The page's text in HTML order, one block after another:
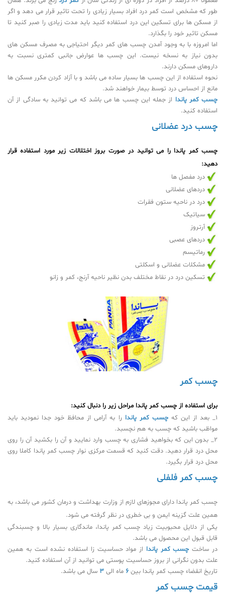
طور که مشخص است کمر درد افراد بسیار زیادی را تحت تاثیر قرار می دهد و اگر
از مسکن ها برای تسکین این درد استفاده کنید باید مدت زیادی را صبر کنید تا
مسکن تاثیر خود را بگذارد.
اما امروزه با به وجود آمدن چسب های کمر دیگر احتیاجی به مصرف مسکن های
بدون نیاز به نسخه نیست. این چسب ها عوارض جانبی کمتری نسبت به
داروهای مسکن دارند.
نحوه استفاده از این چسب ها بسیار ساده می باشد و با آزاد کردن مکرر مسکن ها
مانع از احساس درد توسط بیمار خواهند شد.
چسب کمر پاندا از جمله این چسب ها می باشد که می توانید به سادگی از آن
استفاده کنید.
چسب درد عضلانی
چسب کمر پاندا را می توانید در صورت بروز اختلالات زیر مورد استفاده قرار
دهید:
درد مفصل ها
دردهای عضلانی
درد در ناحیه ستون فقرات
سیاتیک
آرتروز
دردهای عصبی
رماتیسم
مشکلات عضلانی و اسکلتی
تسکین درد در نقاط مختلف بدن نظیر ناحیه آرنج، کمر و زانو
چسب کمر
برای استفاده از چسب کمر پاندا مراحل زیر را دنبال کنید:
1_ بعد از این که
چسب کمر پاندا را به آرامی از محافظ خود جدا نمودید باید
مواظب باشید که چسب به هم نچسبد.
2_ بدون این که بخواهید فشاری به چسب وارد نمایید و آن را بکشید آن را روی
محل درد قرار دهید. دقت کنید که قسمت مرکزی نوار چسب کمر پاندا کاملا روی
محل درد قرار بگیرد.
چسب کمر فلفلی
چسب کمر پاندا دارای مجوزهای لازم از وزارت بهداشت و درمان کشور می باشد، به
همین علت گزینه ایمن و بی خطری در نظر گرفته می شود.
یکی از دلایل محبوبیت زیاد چسب کمر پاندا، ماندگاری بسیار بالا و چسبندگی
قابل قبول این محصول می باشد.
در ساختچسب کمر پاندا از مواد حساسیت زا استفاده نشده است به همین
علت بدون نگرانی از بروز حساسیت پوستی می توانید از آن استفاده کنید.
تاریخ انقضاء چسب کمر پاندا بین 6 ماه الی سال می باشد.
قیمت چسب کمر